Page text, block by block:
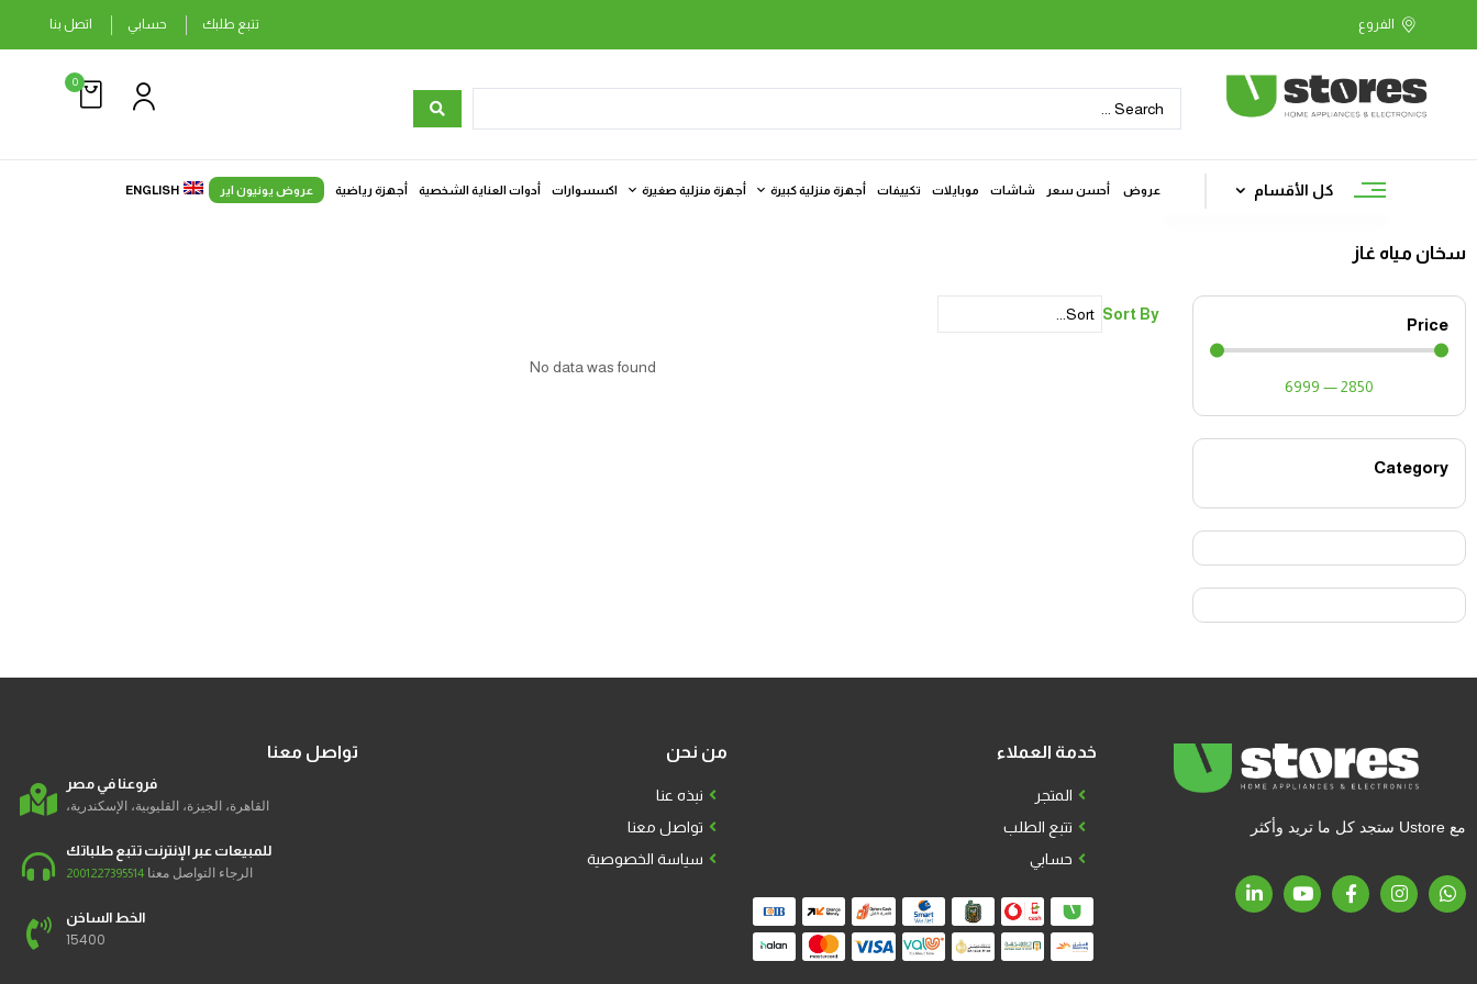
تتبع طلبك حسابي اتصل بنا
0
كل الأقسام عروض أحسن سعر شاشات موبايلات تكييفات أجهزة منزلية كبيرة أجهزة منزلية صغيرة اكسسوارات أدوات العناية الشخصية أجهزة رياضية عروض يونيون اير ENGLISH
سخان مياه غاز
Price
2850
—
6999
Category
Sort By
No data was found
مع Ustore ستجد كل ما تريد وأكثر
خدمة العملاء
المتجر
تتبع الطلب
حسابي
من نحن
نبذه عنا
تواصل معنا
سياسة الخصوصية
تواصل معنا
فروعنا في مصر
القاهرة، الجيزة، القليوبية، الإسكندرية،
للمبيعات عبر الإنترنت تتبع طلباتك
الرجاء التواصل معنا 2001227395514
الخط الساخن
15400